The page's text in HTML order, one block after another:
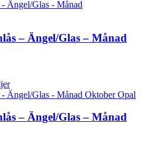
– Ängel/Glas – Månad
– Ängel/Glas – Månad